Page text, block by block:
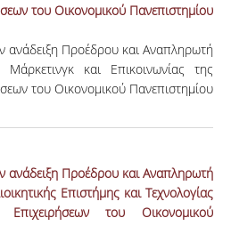
του Οικονομικού Πανεπιστημίου
ανάδειξη Προέδρου και Αναπληρωτή
και Επικοινωνίας της
του Οικονομικού Πανεπιστημίου
ανάδειξη Προέδρου και Αναπληρωτή
Επιστήμης και Τεχνολογίας
του Οικονομικού